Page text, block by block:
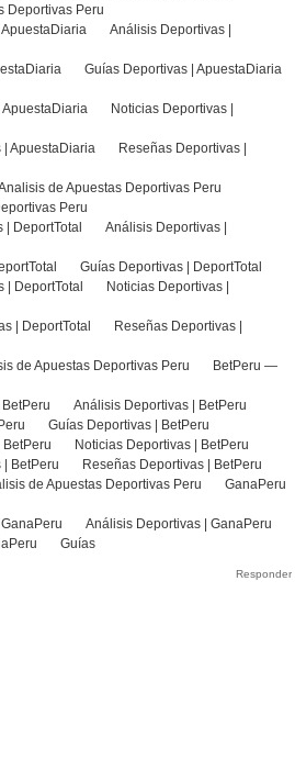
Deportivas Peru
ApuestaDiaria Análisis Deportivas |
Guías Deportivas | ApuestaDiaria
ApuestaDiaria Noticias Deportivas |
| ApuestaDiaria Reseñas Deportivas |
de Apuestas Deportivas Peru
Peru
| DeportTotal Análisis Deportivas |
Guías Deportivas | DeportTotal
| DeportTotal Noticias Deportivas |
| DeportTotal Reseñas Deportivas |
de Apuestas Deportivas Peru BetPeru —
| BetPeru Análisis Deportivas | BetPeru
Guías Deportivas | BetPeru
| BetPeru Noticias Deportivas | BetPeru
| BetPeru Reseñas Deportivas | BetPeru
de Apuestas Deportivas Peru GanaPeru
| GanaPeru Análisis Deportivas |
Guías